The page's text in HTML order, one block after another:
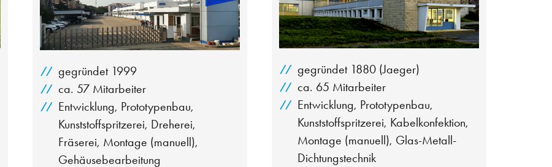
gegründet 1999
ca. 57 Mitarbeiter
Entwicklung, Prototypenbau,
Kunststoffspritzerei, Dreherei,
Fräserei, Montage (manuell),
Gehäusebearbeitung
gegründet 1880 (Jaeger)
ca. 65 Mitarbeiter
Entwicklung, Prototypenbau,
Kunststoffspritzerei, Kabelkonfektion,
Montage (manuell), Glas-Metall-
Dichtungstechnik